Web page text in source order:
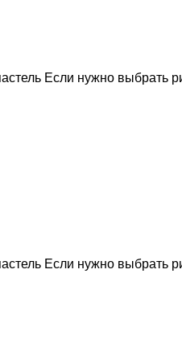
Если нужно
Если нужно